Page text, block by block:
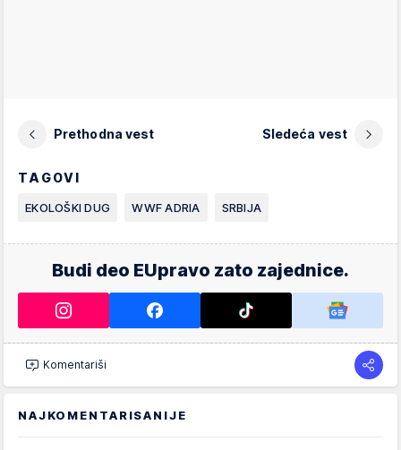
Prethodna vest Sledeća vest
TAGOVI
EKOLOŠKI DUG WWF ADRIA SRBIJA
Budi deo EUpravo zato zajednice.
Komentariši
NAJKOMENTARISANIJE